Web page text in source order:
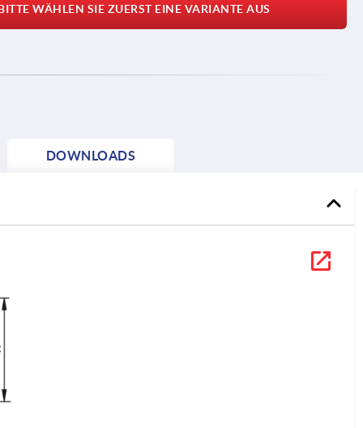
WÄHLEN SIE ZUERST EINE VARIANTE AUS
DOWNLOADS